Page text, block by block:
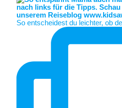
So entscheidest du leichter, ob